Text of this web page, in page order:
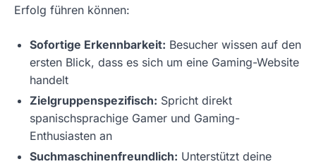
Erfolg führen können:
Sofortige Erkennbarkeit: Besucher wissen auf den
ersten Blick, dass es sich um eine Gaming-Website
handelt
Zielgruppenspezifisch: Spricht direkt
spanischsprachige Gamer und Gaming-
Enthusiasten an
Suchmaschinenfreundlich: Unterstützt deine